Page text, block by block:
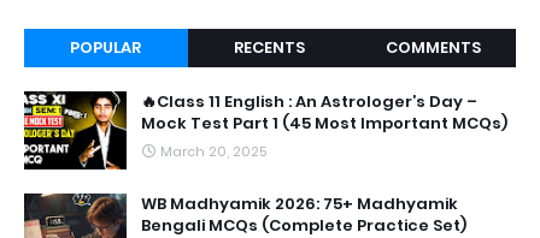
POPULAR RECENTS COMMENTS
🔥Class 11 English : An Astrologer’s Day –
Mock Test Part 1 (45 Most Important MCQs)
March 20, 2025
WB Madhyamik 2026: 75+ Madhyamik
Bengali MCQs (Complete Practice Set)